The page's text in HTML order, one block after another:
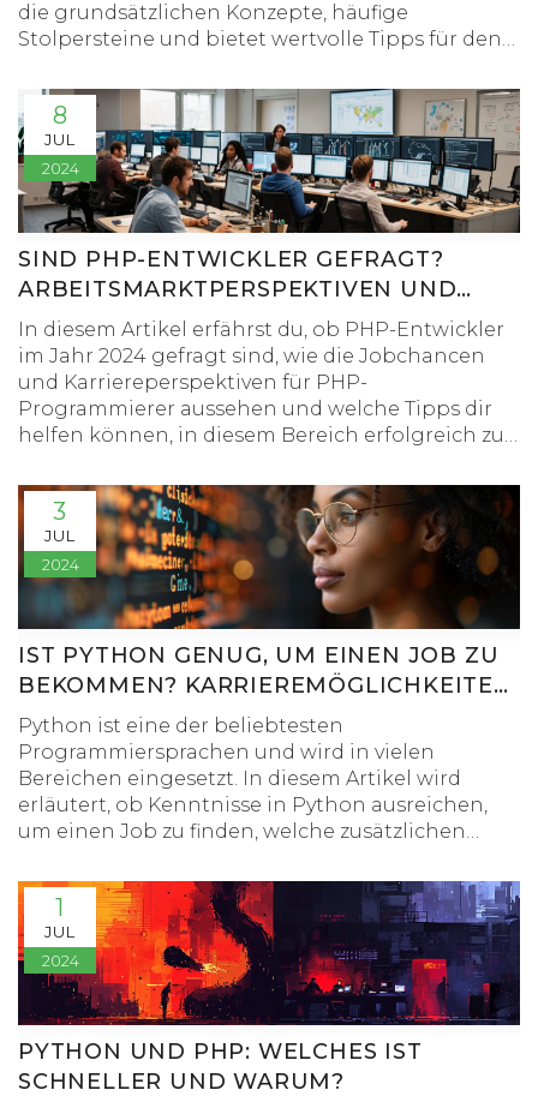
die grundsätzlichen Konzepte, häufige
Stolpersteine und bietet wertvolle Tipps für den
Schritt ihre Fähigkeiten verbessern können, um
selbst komplexere Projekte erfolgreich
umzusetzen.
8
JUL
2024
SIND PHP-ENTWICKLER GEFRAGT?
ARBEITSMARKTPERSPEKTIVEN UND
KARRIERETIPPS
In diesem Artikel erfährst du, ob PHP-Entwickler
im Jahr 2024 gefragt sind, wie die Jobchancen
und Karriereperspektiven für PHP-
Programmierer aussehen und welche Tipps dir
helfen können, in diesem Bereich erfolgreich zu
3
JUL
2024
IST PYTHON GENUG, UM EINEN JOB ZU
BEKOMMEN? KARRIEREMÖGLICHKEITEN
MIT DEM BELIEBTEN
PROGRAMMIERWERKZEUG
Python ist eine der beliebtesten
Programmiersprachen und wird in vielen
Bereichen eingesetzt. In diesem Artikel wird
erläutert, ob Kenntnisse in Python ausreichen,
um einen Job zu finden, welche zusätzlichen
optimal auf eine Karriere im IT-Bereich
vorbereitet.
1
JUL
2024
PYTHON UND PHP: WELCHES IST
SCHNELLER UND WARUM?